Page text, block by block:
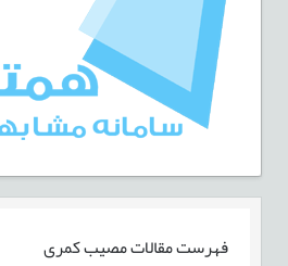
فهرست مقالاتمصیب کمری